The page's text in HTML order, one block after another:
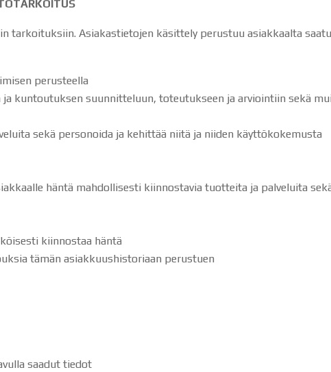
tarkoituksiin. Asiakastietojen käsittely perustuu asiakkaalta
perusteella
kuntoutuksen suunnitteluun, toteutukseen ja arviointiin sekä
sekä personoida ja kehittää niitä ja niiden käyttökokemusta
häntä mahdollisesti kiinnostavia tuotteita ja palveluita
kiinnostaa häntä
tämän asiakkuushistoriaan perustuen
saadut tiedot